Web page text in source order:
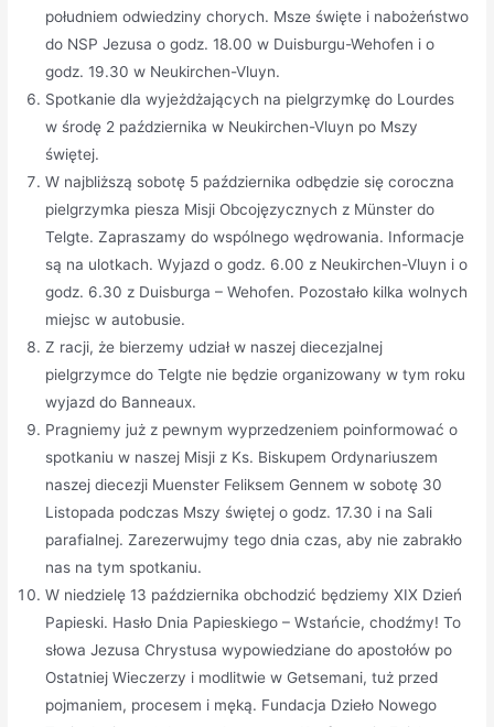
południem odwiedziny chorych. Msze święte i nabożeństwo
do NSP Jezusa o godz. 18.00 w Duisburgu-Wehofen i o
godz. 19.30 w Neukirchen-Vluyn.
Spotkanie dla wyjeżdżających na pielgrzymkę do Lourdes
w środę 2 października w Neukirchen-Vluyn po Mszy
świętej.
W najbliższą sobotę 5 października odbędzie się coroczna
pielgrzymka piesza Misji Obcojęzycznych z Münster do
Telgte. Zapraszamy do wspólnego wędrowania. Informacje
są na ulotkach. Wyjazd o godz. 6.00 z Neukirchen-Vluyn i o
godz. 6.30 z Duisburga – Wehofen. Pozostało kilka wolnych
miejsc w autobusie.
Z racji, że bierzemy udział w naszej diecezjalnej
pielgrzymce do Telgte nie będzie organizowany w tym roku
wyjazd do Banneaux.
Pragniemy już z pewnym wyprzedzeniem poinformować o
spotkaniu w naszej Misji z Ks. Biskupem Ordynariuszem
naszej diecezji Muenster Feliksem Gennem w sobotę 30
Listopada podczas Mszy świętej o godz. 17.30 i na Sali
parafialnej. Zarezerwujmy tego dnia czas, aby nie zabrakło
nas na tym spotkaniu.
W niedzielę 13 października obchodzić będziemy XIX Dzień
Papieski. Hasło Dnia Papieskiego – Wstańcie, chodźmy! To
słowa Jezusa Chrystusa wypowiedziane do apostołów po
Ostatniej Wieczerzy i modlitwie w Getsemani, tuż przed
pojmaniem, procesem i męką. Fundacja Dzieło Nowego